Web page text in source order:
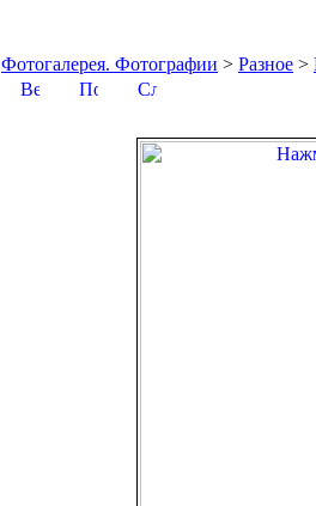
Фотогалерея. Фотографии > Разное >